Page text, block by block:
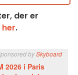
der er
.